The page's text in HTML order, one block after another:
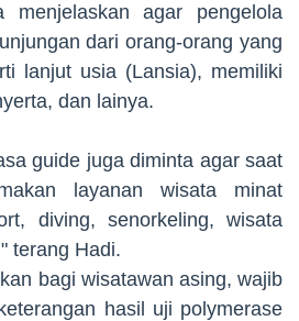
agar pengelola
dari orang-orang yang
lanjut usia (Lansia), memiliki
dan lainya.
guide juga diminta agar saat
layanan wisata minat
diving, senorkeling, wisata
terang Hadi.
bagi wisatawan asing, wajib
hasil uji polymerase